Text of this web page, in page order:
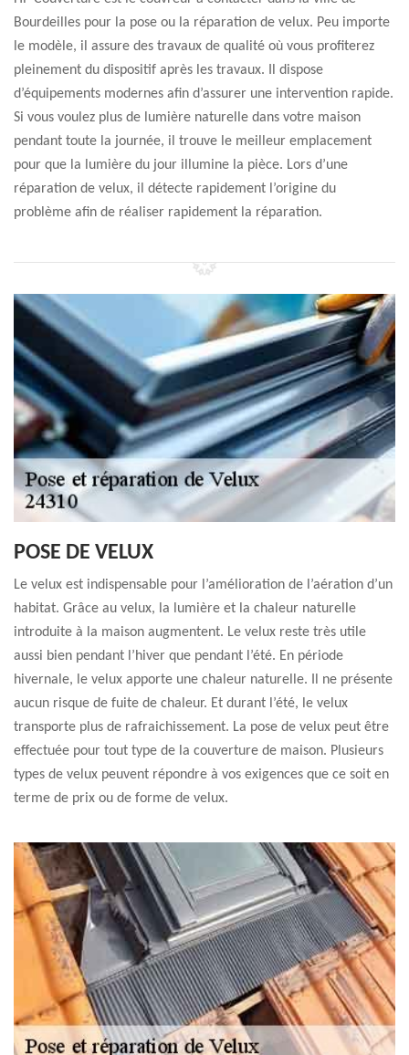
Bourdeilles pour la pose ou la réparation de velux. Peu importe
le modèle, il assure des travaux de qualité où vous profiterez
pleinement du dispositif après les travaux. Il dispose
d’équipements modernes afin d’assurer une intervention rapide.
Si vous voulez plus de lumière naturelle dans votre maison
pendant toute la journée, il trouve le meilleur emplacement
pour que la lumière du jour illumine la pièce. Lors d’une
réparation de velux, il détecte rapidement l’origine du
problème afin de réaliser rapidement la réparation.
POSE DE VELUX
Le velux est indispensable pour l’amélioration de l’aération d’un
habitat. Grâce au velux, la lumière et la chaleur naturelle
introduite à la maison augmentent. Le velux reste très utile
aussi bien pendant l’hiver que pendant l’été. En période
hivernale, le velux apporte une chaleur naturelle. Il ne présente
aucun risque de fuite de chaleur. Et durant l’été, le velux
transporte plus de rafraichissement. La pose de velux peut être
effectuée pour tout type de la couverture de maison. Plusieurs
types de velux peuvent répondre à vos exigences que ce soit en
terme de prix ou de forme de velux.